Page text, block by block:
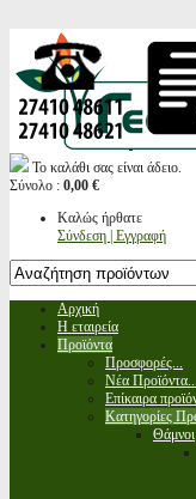
Το καλάθι σας είναι άδειο.
Σύνολο : 0,00 €
Καλώς ήρθατε
Σύνδεση | Εγγραφή
Αρχική
Η εταιρεία
Προϊόντα
Προσφορές...
Νέα Προϊόντα...
Επίκαιρα
Κατηγορίες
Θάμνοι